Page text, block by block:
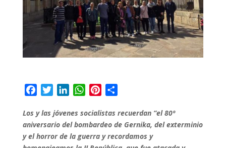
c
e
b
i
t
t
n
k
e
W
a
t
s
n
t
e
m
p
a
Los y las jóvenes socialistas recuerdan “el 80º
aniversario del bombardeo de Gernika, del exterminio
y el horror de la guerra y recordamos y